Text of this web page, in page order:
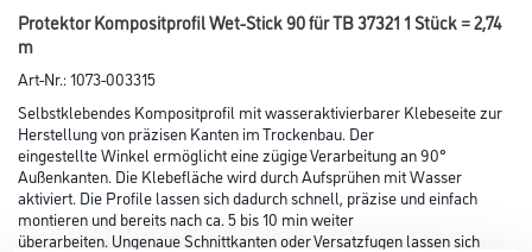
Protektor Kompositprofil Wet-Stick 90 für TB 37321 1 Stück = 2,74
m
Art-Nr.:1073-003315
Selbstklebendes Kompositprofil mit wasseraktivierbarer Klebeseite zur
Herstellung von präzisen Kanten im Trockenbau. Der
eingestellte Winkel ermöglicht eine zügige Verarbeitung an 90°
Außenkanten. Die Klebefläche wird durch Aufsprühen mit Wasser
aktiviert. Die Profile lassen sich dadurch schnell, präzise und einfach
montieren und bereits nach ca. 5 bis 10 min weiter
überarbeiten. Ungenaue Schnittkanten oder Versatzfugen lassen sich